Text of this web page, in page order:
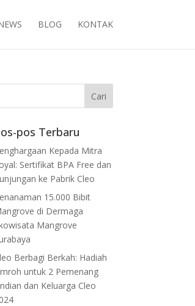
BLOG KONTAK
pos Terbaru
Kepada Mitra
Sertifikat BPA Free dan
ke Pabrik Cleo
15.000 Bibit
di Dermaga
Mangrove
Berbagi Berkah: Hadiah
untuk 2 Pemenang
dan Keluarga Cleo